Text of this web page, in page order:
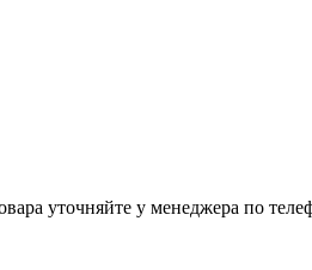
уточняйте у менеджера по